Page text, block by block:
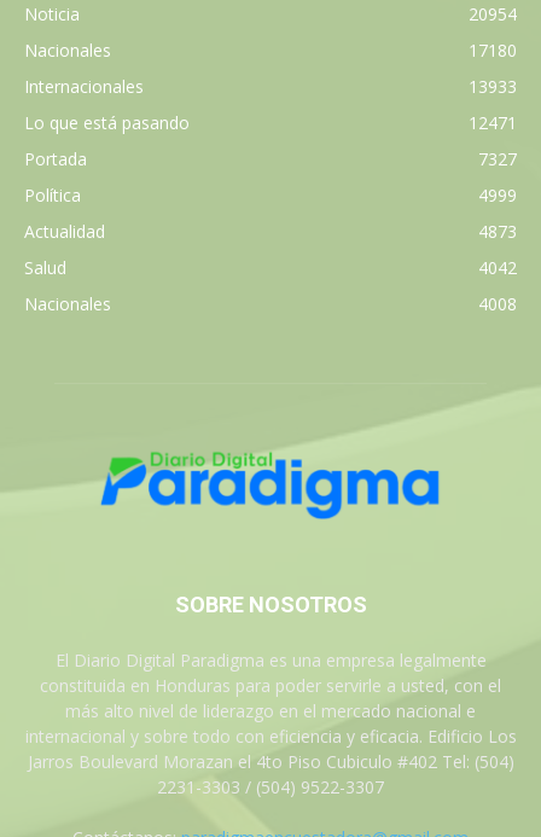
Noticia
20954
Nacionales
17180
Internacionales
13933
Lo que está pasando
12471
Portada
7327
Política
4999
Actualidad
4873
Salud
4042
Nacionales
4008
SOBRE NOSOTROS
El Diario Digital Paradigma es una empresa legalmente
constituida en Honduras para poder servirle a usted, con el
más alto nivel de liderazgo en el mercado nacional e
internacional y sobre todo con eficiencia y eficacia. Edificio Los
Jarros Boulevard Morazan el 4to Piso Cubiculo #402 Tel: (504)
2231-3303 / (504) 9522-3307